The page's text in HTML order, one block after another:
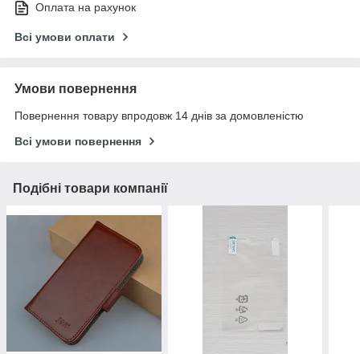
Оплата на рахунок
Всі умови оплати
Умови повернення
Повернення товару впродовж 14 днів за домовленістю
Всі умови повернення
Подібні товари компанії